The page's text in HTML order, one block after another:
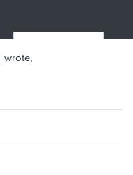
wrote,